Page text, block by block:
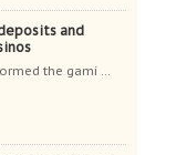
and
the gami ...